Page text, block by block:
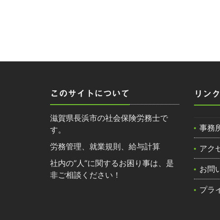
このサイトについて
滋賀県長浜市の社会保険労務士で
す。
労務管理、就業規則、給与計算
社内の”人”に関するお困り事は、是
非ご相談ください！
リンク
事務
アク
お問
プラ